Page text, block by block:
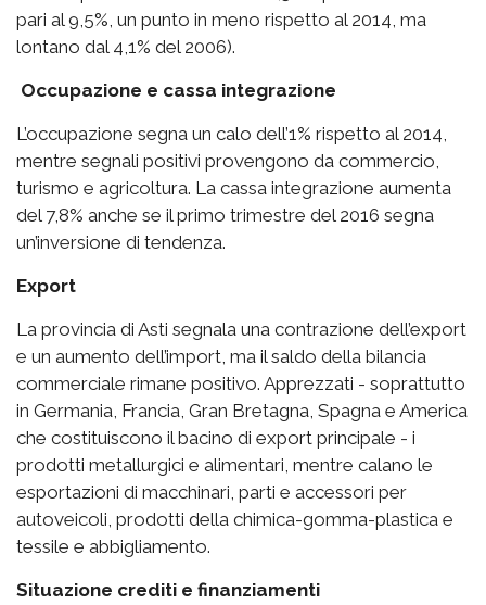
pari al 9,5%, un punto in meno rispetto al 2014, ma
lontano dal 4,1% del 2006).
Occupazione e cassa integrazione
L’occupazione segna un calo dell’1% rispetto al 2014,
mentre segnali positivi provengono da commercio,
turismo e agricoltura. La cassa integrazione aumenta
del 7,8% anche se il primo trimestre del 2016 segna
un’inversione di tendenza.
Export
La provincia di Asti segnala una contrazione dell’export
e un aumento dell’import, ma il saldo della bilancia
commerciale rimane positivo. Apprezzati - soprattutto
in Germania, Francia, Gran Bretagna, Spagna e America
che costituiscono il bacino di export principale - i
prodotti metallurgici e alimentari, mentre calano le
esportazioni di macchinari, parti e accessori per
autoveicoli, prodotti della chimica-gomma-plastica e
tessile e abbigliamento.
Situazione crediti e finanziamenti